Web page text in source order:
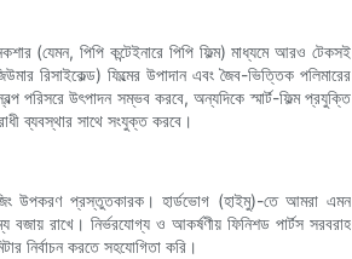
(যেমন, পিপি কন্টেইনারে পিপি ফিল্ম) মাধ্যমে আরও টেকসই
রিসাইকেল্ড) ফিল্মের উপাদান এবং জৈব-ভিত্তিক পলিমারের
পরিসরে উৎপাদন সম্ভব করবে, অন্যদিকে স্মার্ট-ফিল্ম প্রযুক্তি
ব্যবস্থার সাথে সংযুক্ত করবে।
উপকরণ প্রস্তুতকারক। হার্ডভোগ (হাইমু)-তে আমরা এমন
বজায় রাখে। নির্ভরযোগ্য ও আকর্ষণীয় ফিনিশড পার্টস সরবরাহ
নির্বাচন করতে সহযোগিতা করি।